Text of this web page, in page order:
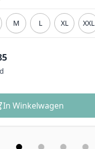
M L XL XXL
In Winkelwagen